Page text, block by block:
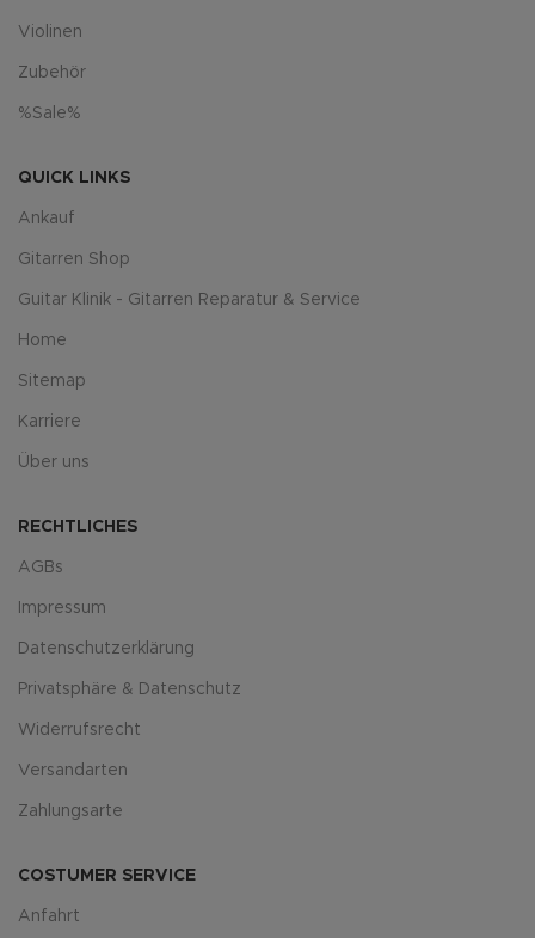
Violinen
Zubehör
%Sale%
QUICK LINKS
Ankauf
Gitarren Shop
Guitar Klinik - Gitarren Reparatur & Service
Home
Sitemap
Karriere
Über uns
RECHTLICHES
AGBs
Impressum
Datenschutzerklärung
Privatsphäre & Datenschutz
Widerrufsrecht
Versandarten
Zahlungsarte
COSTUMER SERVICE
Anfahrt